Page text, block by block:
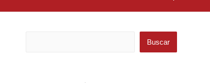
Buscar